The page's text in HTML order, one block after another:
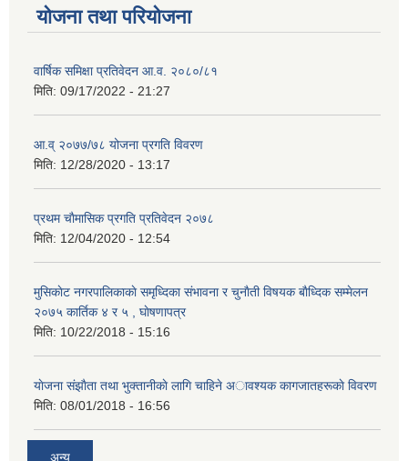
योजना तथा परियोजना
वार्षिक समिक्षा प्रतिवेदन आ.व. २०८०/८१
मिति: 09/17/2022 - 21:27
आ.व् २०७७/७८ योजना प्रगति विवरण
मिति: 12/28/2020 - 13:17
प्रथम चाैमासिक प्रगति प्रतिवेदन २०७८
मिति: 12/04/2020 - 12:54
मुसिकाेट नगरपालिकाकाे समृध्दिका संभावना र चुनाैती विषयक बाैध्दिक सम्मेलन
२०७५ कार्तिक ४ र ५ , घाेषणापत्र
मिति: 10/22/2018 - 15:16
याेजना संझाैता तथा भुक्तानीकाे लागि चाहिने अावश्यक कागजातहरूकाे विवरण
मिति: 08/01/2018 - 16:56
अन्य